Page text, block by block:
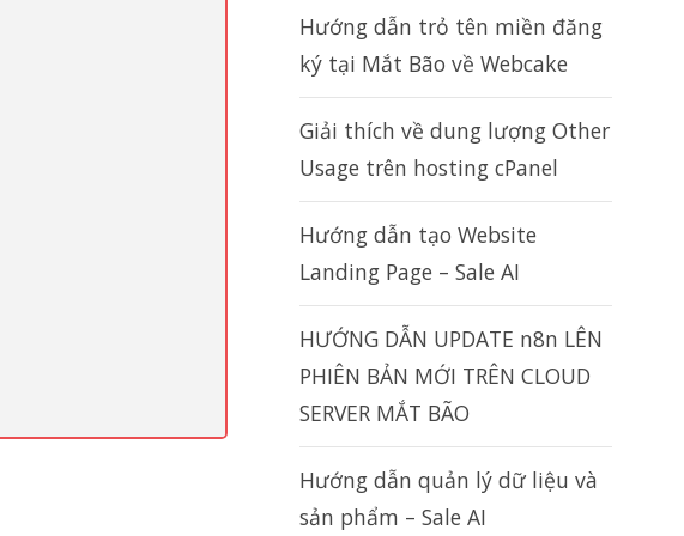
Hướng dẫn trỏ tên miền đăng
ký tại Mắt Bão về Webcake
Giải thích về dung lượng Other
Usage trên hosting cPanel
Hướng dẫn tạo Website
Landing Page – Sale AI
HƯỚNG DẪN UPDATE n8n LÊN
PHIÊN BẢN MỚI TRÊN CLOUD
SERVER MẮT BÃO
Hướng dẫn quản lý dữ liệu và
sản phẩm – Sale AI